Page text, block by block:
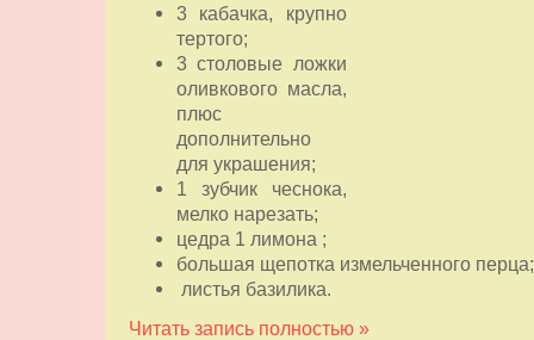
3 кабачка, крупно
тертого;
3 столовые ложки
оливкового масла,
плюс
дополнительно
для украшения;
1 зубчик чеснока,
мелко нарезать;
цедра 1 лимона ;
большая щепотка измельченного перца;
листья базилика.
Читать запись полностью »